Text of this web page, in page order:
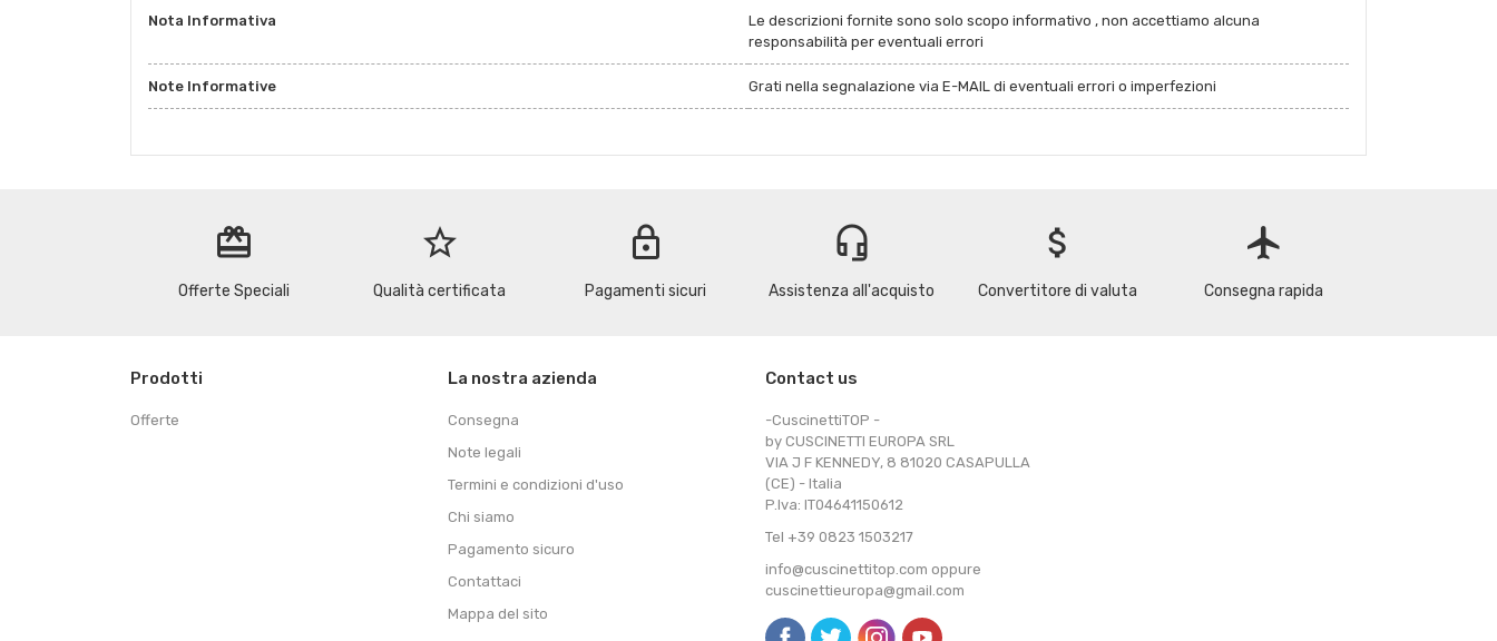
Nota Informativa
Le descrizioni fornite sono solo scopo informativo , non accettiamo alcuna
responsabilità per eventuali errori
Note Informative Grati nella segnalazione via E-MAIL di eventuali errori o imperfezioni
redeem
Offerte Speciali
star_border
Qualità certificata
lock
Pagamenti sicuri
headset_mic
Assistenza all'acquisto
attach_money
Convertitore di valuta
flight
Consegna rapida
Prodotti
Offerte
La nostra azienda
Consegna
Note legali
Termini e condizioni d'uso
Chi siamo
Pagamento sicuro
Contattaci
Mappa del sito
Contact us
-CuscinettiTOP -
by CUSCINETTI EUROPA SRL
VIA J F KENNEDY, 8 81020 CASAPULLA
(CE) - Italia
P.Iva: IT04641150612
Tel +39 0823 1503217
info@cuscinettitop.com oppure
cuscinettieuropa@gmail.com